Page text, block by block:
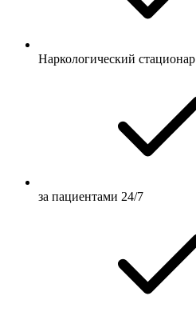
Наркологический стационар
за пациентами 24/7